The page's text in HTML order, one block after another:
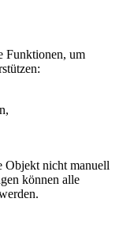
Funktionen, um
Objekt nicht manuell
können alle